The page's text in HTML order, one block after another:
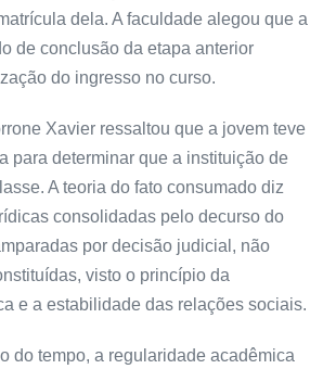
dela. A faculdade alegou que a
de conclusão da etapa anterior
do ingresso no curso.
Xavier ressaltou que a jovem teve
para determinar que a instituição de
A teoria do fato consumado diz
consolidadas pelo decurso do
por decisão judicial, não
visto o princípio da
e a estabilidade das relações sociais.
do tempo, a regularidade acadêmica